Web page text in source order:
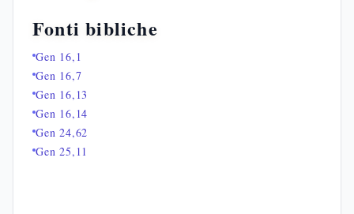
Fonti bibliche
Gen 16,1
Gen 16,7
Gen 16,13
Gen 16,14
Gen 24,62
Gen 25,11